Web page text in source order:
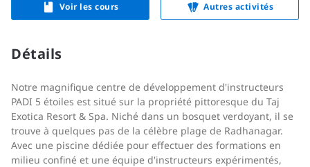
Voir les cours Autres activités
Détails
Notre magnifique centre de développement d'instructeurs
PADI 5 étoiles est situé sur la propriété pittoresque du Taj
Exotica Resort & Spa. Niché dans un bosquet verdoyant, il se
trouve à quelques pas de la célèbre plage de Radhanagar.
Avec une piscine dédiée pour effectuer des formations en
milieu confiné et une équipe d'instructeurs expérimentés,